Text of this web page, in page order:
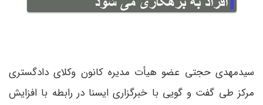
سیدمهدی حجتی عضو هیأت مدیره کانون وکلای دادگستری
مرکز طی گفت و گویی با خبرگزاری ایسنا در رابطه با افزایش